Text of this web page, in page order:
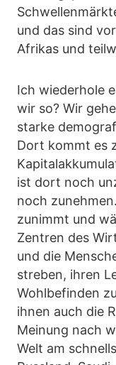
und das sind
Afrikas und
Ich wiederhole
wir so? Wir
starke
Dort kommt es
ist dort noch
noch
zunimmt und
Zentren des
und die
streben, ihren
Wohlbefinden
ihnen auch die
Meinung nach
Welt am